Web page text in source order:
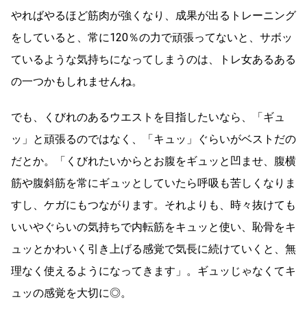
やればやるほど筋肉が強くなり、成果が出るトレーニング
をしていると、常に120％の力で頑張ってないと、サボッ
ているような気持ちになってしまうのは、トレ女あるある
の一つかもしれませんね。
でも、くびれのあるウエストを目指したいなら、「ギュ
ッ」と頑張るのではなく、「キュッ」ぐらいがベストだの
だとか。「くびれたいからとお腹をギュッと凹ませ、腹横
筋や腹斜筋を常にギュッとしていたら呼吸も苦しくなりま
すし、ケガにもつながります。それよりも、時々抜けても
いいやぐらいの気持ちで内転筋をキュッと使い、恥骨をキ
ュッとかわいく引き上げる感覚で気長に続けていくと、無
理なく使えるようになってきます」。ギュッじゃなくてキ
ュッの感覚を大切に◎。